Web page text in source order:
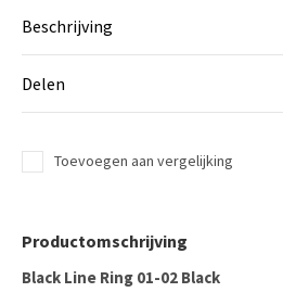
Beschrijving
Delen
Toevoegen aan vergelijking
Productomschrijving
Black Line Ring 01-02 Black